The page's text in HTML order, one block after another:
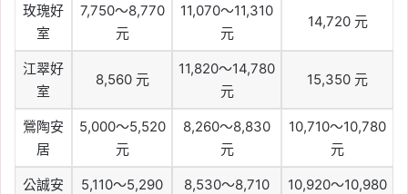
玫瑰好
室
7,750～8,770
元
11,070～11,310
元
14,720 元
江翠好
室
8,560 元
11,820～14,780
元
15,350 元
鶯陶安
居
5,000～5,520
元
8,260～8,830
元
10,710～10,780
元
公誠安
5,110～5,290
8,530～8,710
10,920～10,980